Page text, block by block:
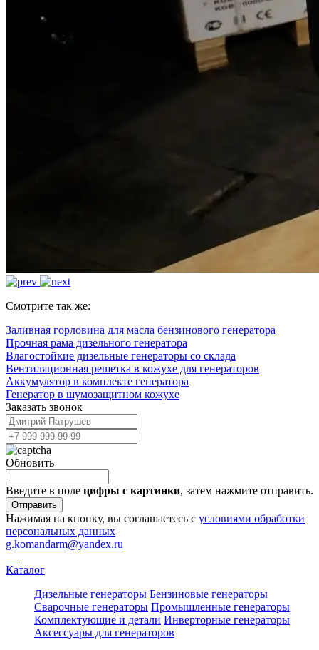
Смотрите так же:
Заливная горловина для масла бензинового генератора
Прочная рама дизельного генератора
Влагостойкие дизельные генераторы со склада
Вентиляционная решетка в кожухе для генераторов
Аккумулятор в комплекте генератора
Генератор в шумозащитном кожухе
Заказать звонок
Обновить
Введите в поле цифры c картинки, затем нажмите отправить.
Отправить
Нажимая на кнопку, вы соглашаетесь с условиями обработки
персональных данных
g.komandarm@yandex.ru
Каталог
Дизельные генераторы Бензиновые генераторы
Сварочные генераторы Промышленные генераторы
Комплектующие и детали Инверторные генераторы
Аксессуары для генераторов